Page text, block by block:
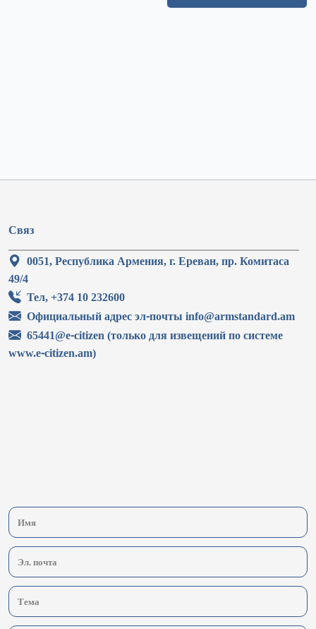
Связ
0051, Республика Армения, г. Ереван, пр. Комитаса
49/4
Тел, +374 10 232600
Официальный адрес эл-почты info@armstandard.am
65441@e-citizen (только для извещений по системе
www.e-citizen.am)